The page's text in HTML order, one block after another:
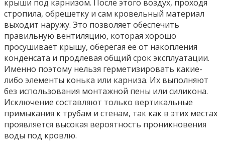
крыши под карнизом. После этого воздух, проходя
стропила, обрешетку и сам кровельный материал
выходит наружу. Это позволяет обеспечить
правильную вентиляцию, которая хорошо
просушивает крышу, оберегая ее от накопления
конденсата и продлевая общий срок эксплуатации.
Именно поэтому нельзя герметизировать какие-
либо элементы конька или карниза. Их выполняют
без использования монтажной пены или силикона.
Исключение составляют только вертикальные
примыкания к трубам и стенам, так как в этих местах
проявляется высокая вероятность проникновения
воды под кровлю.